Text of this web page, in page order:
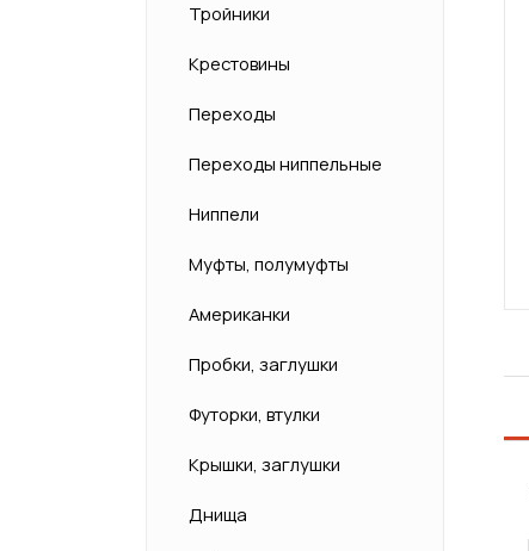
Тройники
Крестовины
Переходы
Переходы ниппельные
Ниппели
Муфты, полумуфты
Американки
Пробки, заглушки
Футорки, втулки
Крышки, заглушки
Днища